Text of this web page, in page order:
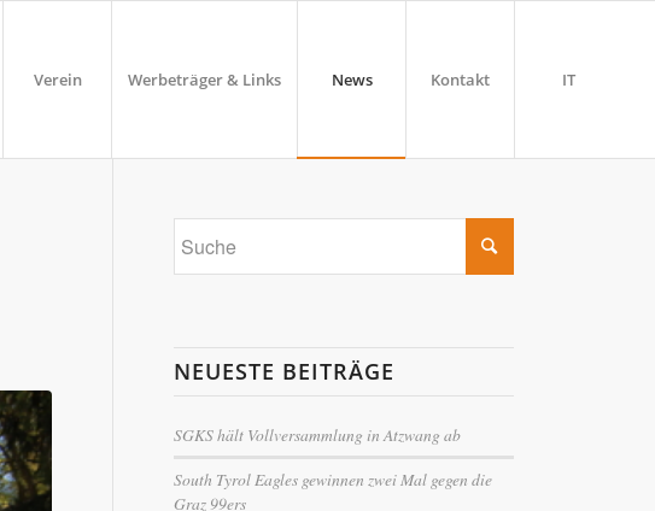
Verein Werbeträger & Links News Kontakt IT
NEUESTE BEITRÄGE
SGKS hält Vollversammlung in Atzwang ab
South Tyrol Eagles gewinnen zwei Mal gegen die
Graz 99ers